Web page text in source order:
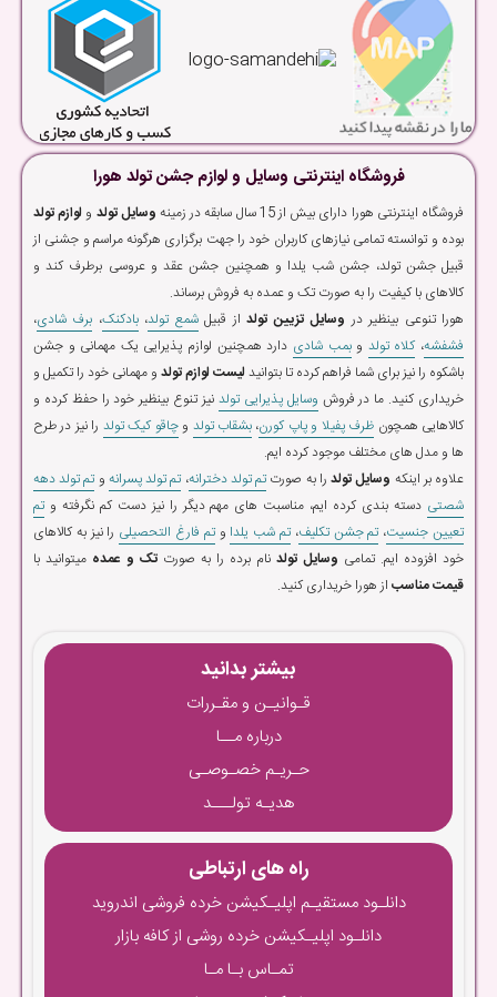
فروشگاه اینترنتی وسایل و لوازم جشن تولد هورا
فروشگاه اینترنتی هورا دارای بیش از 15 سال سابقه در زمینه وسایل تولد و لوازم تولد
بوده و توانسته تمامی نیازهای کاربران خود را جهت برگزاری هرگونه مراسم و جشنی از
قبیل جشن تولد، جشن شب یلدا و همچنین جشن عقد و عروسی برطرف کند و
کالاهای با کیفیت را به صورت تک و عمده به فروش برساند.
هورا تنوعی بینظیر در وسایل تزیین تولداز قبیلشمع تولد،بادکنک، برف شادی،
فشفشه،کلاه تولد وبمب شادی دارد همچنین لوازم پذیرایی یک مهمانی و جشن
باشکوه را نیز برای شما فراهم کرده تا بتوانیدلیست لوازم تولد و مهمانی خود را تکمیل و
خریداری کنید. ما در فروش وسایل پذیرایی تولد نیز تنوع بینظیر خود را حفظ کرده و
کالاهایی همچون ظرف پفیلا و پاپ کورن،بشقاب تولد وچاقو کیک تولد را نیز در طرح
ها و مدل های مختلف موجود کرده ایم.
علاوه بر اینکه وسایل تولدرا به صورتتم تولد دخترانه،تم تولد پسرانه وتم تولد دهه
شصتی دسته بندی کرده ایم، مناسبت های مهم دیگر را نیز دست کم نگرفته وتم
تعیین جنسیت،تم جشن تکلیف،تم شب یلدا وتم فارغ التحصیلی را نیز به کالاهای
خود افزوده ایم. تمامی وسایل تولد نام برده را به صورت تک و عمده میتوانید با
قیمت مناسب از هورا خریداری کنید.
بیشتر بدانید
قـوانیـن و مقـررات
درباره مــا
حـریـم خصـوصـی
هدیـه تولـــد
راه های ارتباطی
دانلـود مستقیـم اپلیـکیشن خرده فروشی اندروید
دانلـود اپلیـکیشن خرده روشی از کافه بازار
تمـاس بـا مـا